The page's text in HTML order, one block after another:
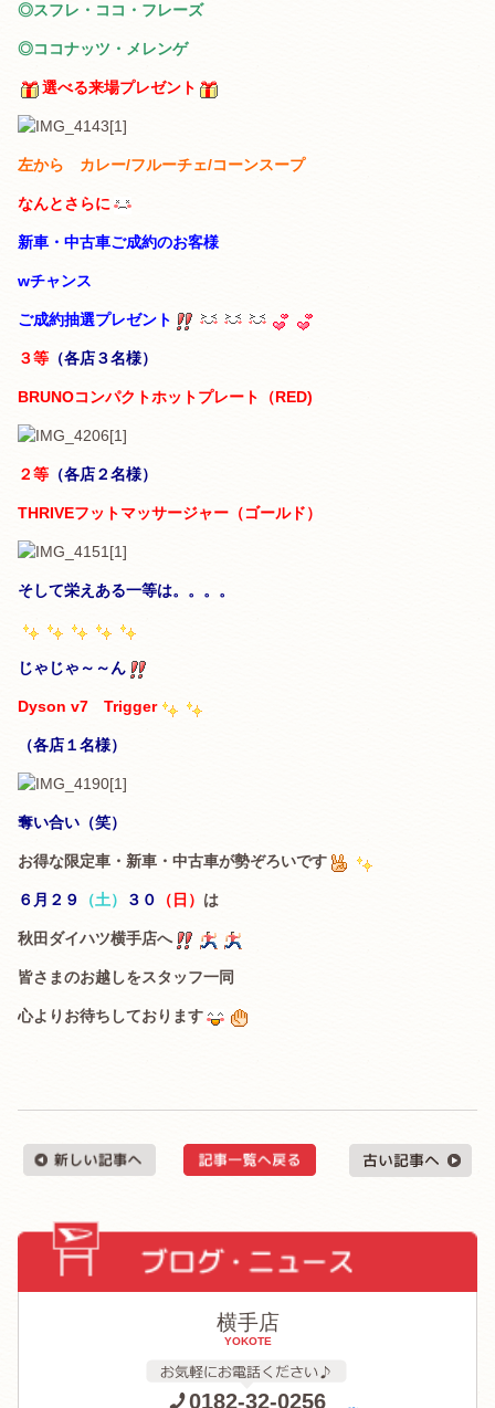
◎スフレ・ココ・フレーズ
◎ココナッツ・メレンゲ
選べる来場プレゼント
左から カレー/フルーチェ/コーンスープ
なんとさらに
新車・中古車ご成約のお客様
wチャンス
ご成約抽選プレゼント
３等 （各店３名様）
BRUNOコンパクトホットプレート（RED)
２等 （各店２名様）
THRIVEフットマッサージャー（ゴールド）
そして栄えある一等は。。。。
じゃじゃ～～ん
Dyson v7 Trigger
（各店１名様）
奪い合い（笑）
お得な限定車・新車・中古車が勢ぞろいです
６月２９ （土） ３０ （日） は
秋田ダイハツ横手店へ
皆さまのお越しをスタッフ一同
心よりお待ちしております
横手店
YOKOTE
0182-32-0256